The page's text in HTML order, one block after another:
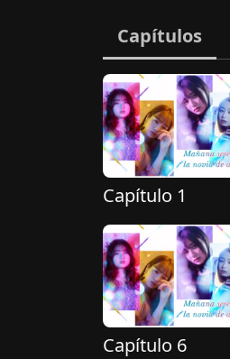
Capítulos
Capítulo 1
Capítulo 6